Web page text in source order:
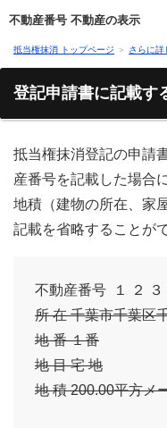
不動産番号 不動産の表示
抵当権抹消 トップページ ＞ さらに詳
登記申請書に記載す
抵当権抹消登記の申請
産番号を記載した場合
地積（建物の所在、家
記載を省略することが
不動産番号 １ ２ ３
所 在 千葉市千葉区
地 番 １番
地 目 宅 地
地 積 200.00平方メ